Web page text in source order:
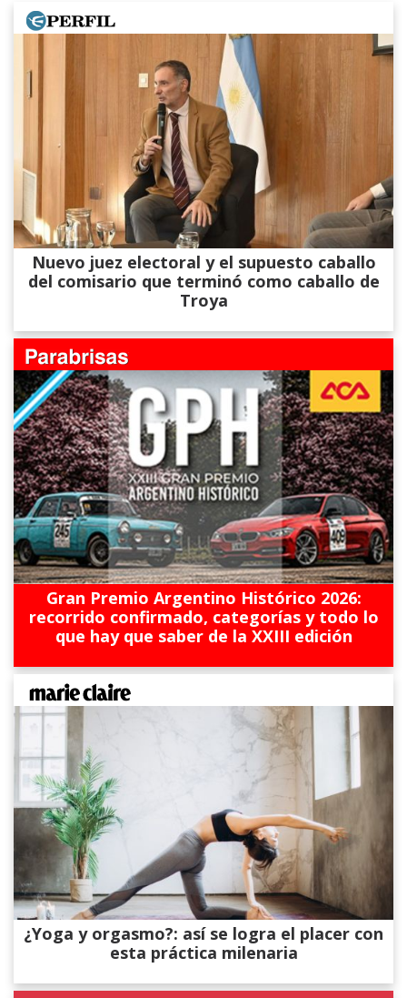
Nuevo juez electoral y el supuesto caballo
del comisario que terminó como caballo de
Troya
Gran Premio Argentino Histórico 2026:
recorrido confirmado, categorías y todo lo
que hay que saber de la XXIII edición
¿Yoga y orgasmo?: así se logra el placer con
esta práctica milenaria